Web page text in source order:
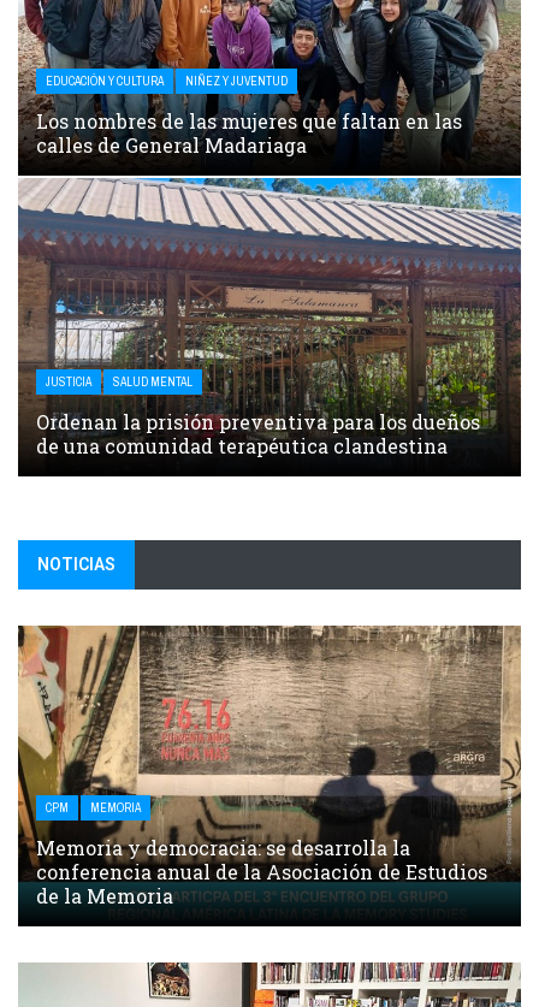
EDUCACIÓN Y CULTURA NIÑEZ Y JUVENTUD
Los nombres de las mujeres que faltan en las
calles de General Madariaga
JUSTICIA SALUD MENTAL
Ordenan la prisión preventiva para los dueños
de una comunidad terapéutica clandestina
NOTICIAS
CPM MEMORIA
Memoria y democracia: se desarrolla la
conferencia anual de la Asociación de Estudios
de la Memoria